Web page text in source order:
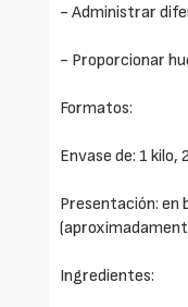
- Administrar
- Proporcionar
Formatos:
Envase de: 1 kilo,
Presentación: en
Ingredientes: